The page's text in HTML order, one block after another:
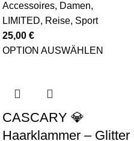
Accessoires, Damen,
LIMITED, Reise, Sport
25,00 €
OPTION AUSWÄHLEN
CASCARY 💎
Haarklammer – Glitter